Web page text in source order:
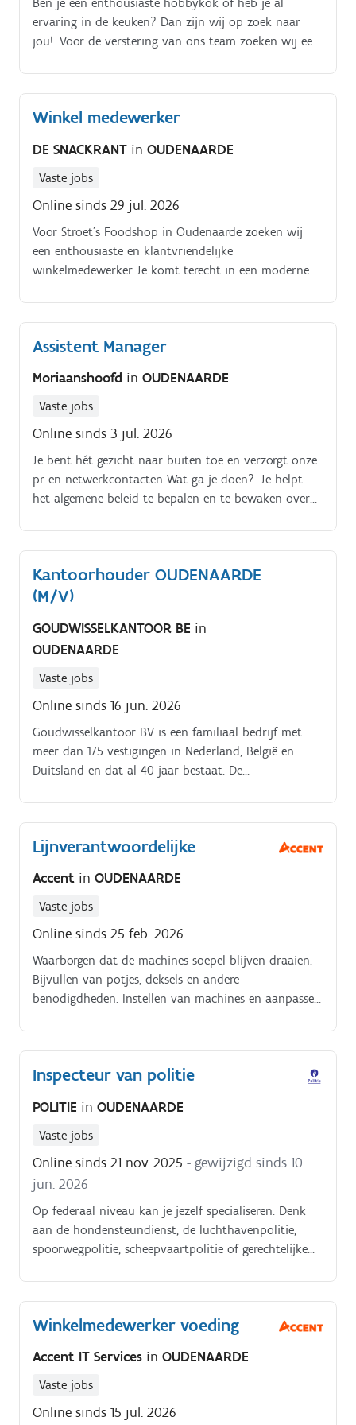
als verantwoordelijke, teamleider of in een
klantgerichte of technische omgeving is een pluspunt.
ervaring in de keuken? Dan zijn wij op zoek naar
jou!. Voor de verstering van ons team zoeken wij een
Winkel medewerker
DE SNACKRANT in OUDENAARDE
Vaste jobs
Online sinds 29 jul. 2026
Voor Stroet’s Foodshop in Oudenaarde zoeken wij
een enthousiaste en klantvriendelijke
winkelmedewerker Je komt terecht in een moderne
broodjes, salades, warme snacks, koffie, brood,
banket en kant en klare maaltijden Je taken bestaan
onder andere uit:. klanten vriendelijk onthalen en
Assistent Manager
Moriaanshoofd in OUDENAARDE
Vaste jobs
Online sinds 3 jul. 2026
Je bent hét gezicht naar buiten toe en verzorgt onze
pr en netwerkcontacten Wat ga je doen?. Je helpt
het algemene beleid te bepalen en te bewaken over
Kantoorhouder OUDENAARDE
(M/V)
GOUDWISSELKANTOOR BE in
OUDENAARDE
Vaste jobs
Online sinds 16 jun. 2026
Goudwisselkantoor BV is een familiaal bedrijf met
meer dan 175 vestigingen in Nederland, België en
Duitsland en dat al 40 jaar bestaat. De
edelmetalen zoals goud en zilver. Daarnaast doet het
bedrijf ook zaken in munten, diamanten, oude
bankbiljetten en diens meer De onderneming is in
kantoren. De uitbreiding zet zich door en daarom is
er nu een vacature voor een kantoorhouder in
Lijnverantwoordelijke
Accent in OUDENAARDE
Vaste jobs
Online sinds 25 feb. 2026
Waarborgen dat de machines soepel blijven draaien.
Bijvullen van potjes, deksels en andere
benodigdheden. Instellen van machines en aanpassen
rijstpap en yoghurtjes
Inspecteur van politie
POLITIE in OUDENAARDE
Vaste jobs
Online sinds 21 nov. 2025 - gewijzigd sinds 10
jun. 2026
Op federaal niveau kan je jezelf specialiseren. Denk
aan de hondensteundienst, de luchthavenpolitie,
spoorwegpolitie, scheepvaartpolitie of gerechtelijke
Winkelmedewerker voeding
Accent IT Services in OUDENAARDE
Vaste jobs
Online sinds 15 jul. 2026